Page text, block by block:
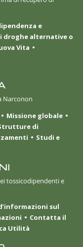
e
droghe alternative o
Vita
Narconon
Missione globale
di
Studi e
tossicodipendenti e
sul
Contatta il
Utilità